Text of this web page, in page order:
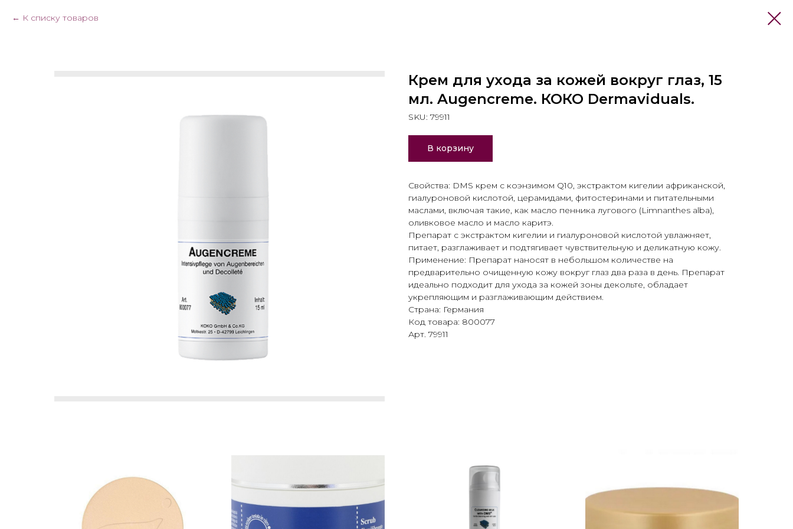
К списку товаров
Крем для ухода за кожей вокруг глаз, 15
мл. Augencreme. КОКО Dermaviduals.
SKU: 79911
В корзину
Свойства: DMS крем с коэнзимом Q10, экстрактом кигелии африканской,
гиалуроновой кислотой, церамидами, фитостеринами и питательными
маслами, включая такие, как масло пенника лугового (Limnanthes alba),
оливковое масло и масло каритэ.
Препарат с экстрактом кигелии и гиалуроновой кислотой увлажняет,
питает, разглаживает и подтягивает чувствительную и деликатную кожу.
Применение: Препарат наносят в небольшом количестве на
предварительно очищенную кожу вокруг глаз два раза в день. Препарат
идеально подходит для ухода за кожей зоны декольте, обладает
укрепляющим и разглаживающим действием.
Страна: Германия
Код товара: 800077
Арт. 79911